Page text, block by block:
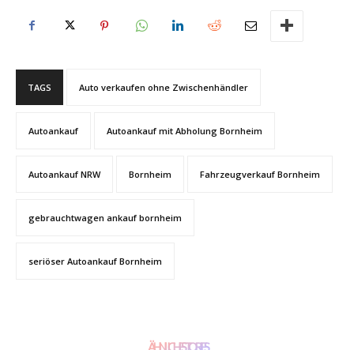
TAGS Auto verkaufen ohne Zwischenhändler
Autoankauf Autoankauf mit Abholung Bornheim
Autoankauf NRW Bornheim Fahrzeugverkauf Bornheim
gebrauchtwagen ankauf bornheim
seriöser Autoankauf Bornheim
ÄHNLICHE STORIES